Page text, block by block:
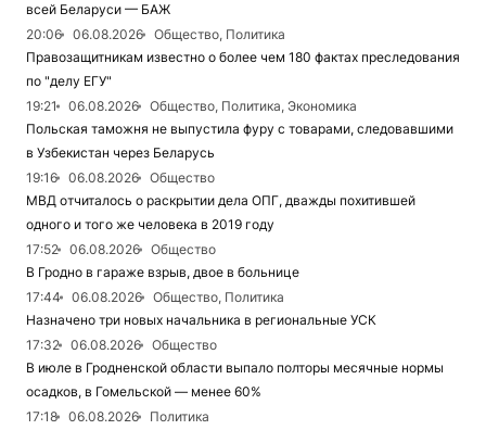
всей Беларуси — БАЖ
20:06
06.08.2026
Общество, Политика
Правозащитникам известно о более чем 180 фактах преследования
по "делу ЕГУ"
19:21
06.08.2026
Общество, Политика, Экономика
Польская таможня не выпустила фуру с товарами, следовавшими
в Узбекистан через Беларусь
19:16
06.08.2026
Общество
МВД отчиталось о раскрытии дела ОПГ, дважды похитившей
одного и того же человека в 2019 году
17:52
06.08.2026
Общество
В Гродно в гараже взрыв, двое в больнице
17:44
06.08.2026
Общество, Политика
Назначено три новых начальника в региональные УСК
17:32
06.08.2026
Общество
В июле в Гродненской области выпало полторы месячные нормы
осадков, в Гомельской — менее 60%
17:18
06.08.2026
Политика